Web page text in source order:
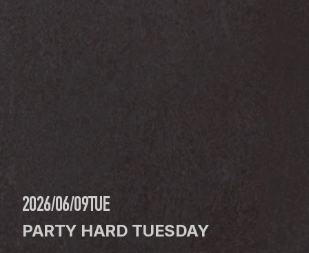
2026/06/09TUE
PARTY HARD TUESDAY